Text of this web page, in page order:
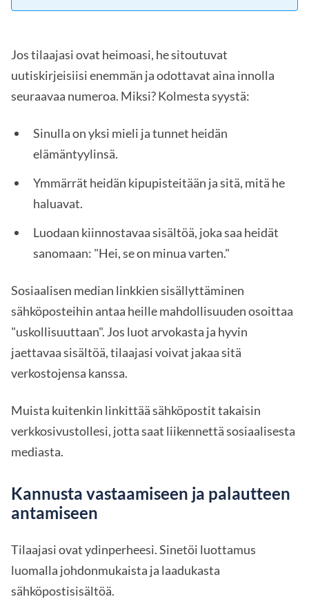
Jos tilaajasi ovat heimoasi, he sitoutuvat
uutiskirjeisiisi enemmän ja odottavat aina innolla
seuraavaa numeroa. Miksi? Kolmesta syystä:
Sinulla on yksi mieli ja tunnet heidän
elämäntyylinsä.
Ymmärrät heidän kipupisteitään ja sitä, mitä he
haluavat.
Luodaan kiinnostavaa sisältöä, joka saa heidät
sanomaan: "Hei, se on minua varten."
Sosiaalisen median linkkien sisällyttäminen
sähköposteihin antaa heille mahdollisuuden osoittaa
"uskollisuuttaan". Jos luot arvokasta ja hyvin
jaettavaa sisältöä, tilaajasi voivat jakaa sitä
verkostojensa kanssa.
Muista kuitenkin linkittää sähköpostit takaisin
verkkosivustollesi, jotta saat liikennettä sosiaalisesta
mediasta.
Kannusta vastaamiseen ja palautteen
antamiseen
Tilaajasi ovat ydinperheesi. Sinetöi luottamus
luomalla johdonmukaista ja laadukasta
sähköpostisisältöä.